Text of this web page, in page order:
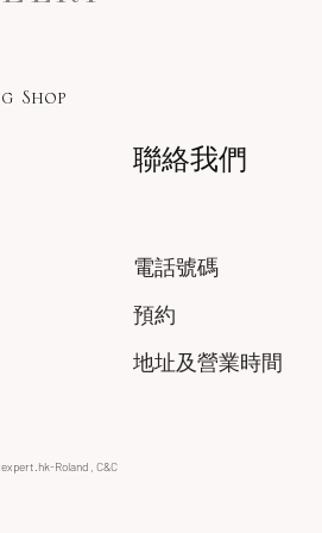
Shop
聯絡我們
電話號碼
預約
地址及營業時間
Roland , C&C